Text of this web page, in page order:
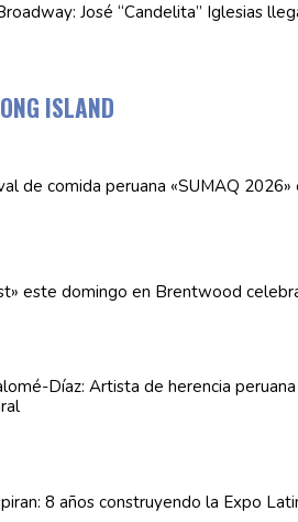
José “Candelita” Iglesias
ISLAND
de comida peruana «SUMAQ
este domingo en Brentwood
Díaz: Artista de herencia
8 años construyendo la Expo